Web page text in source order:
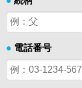
● 電話番号